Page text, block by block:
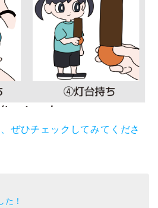
ぜひチェックしてみてくださ
！